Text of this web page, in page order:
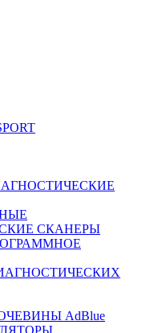
СКАНЕРЫ
АdBlue